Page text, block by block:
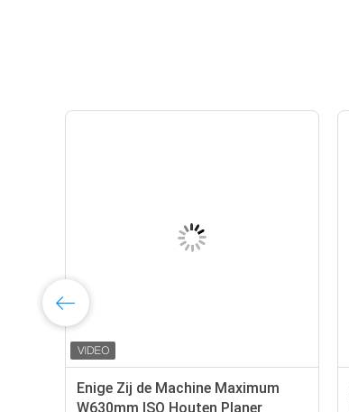
Enige Zij de Machine Maximum
W630mm ISO Houten Planer